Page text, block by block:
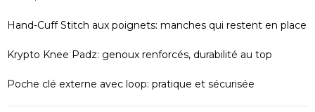
Hand-Cuff Stitch aux poignets: manches qui restent en place
Krypto Knee Padz: genoux renforcés, durabilité au top
Poche clé externe avec loop: pratique et sécurisée